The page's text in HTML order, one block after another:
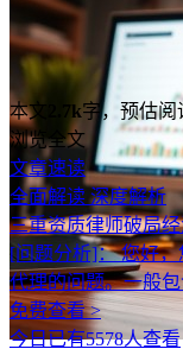
本文 2.7k字，预估阅
浏览全文
文章速读
全面解读 深度解析
三重资质律师破局
[问题分析]：您好，
代理的问题。一般
免费查看 >
今日已有5578人查看